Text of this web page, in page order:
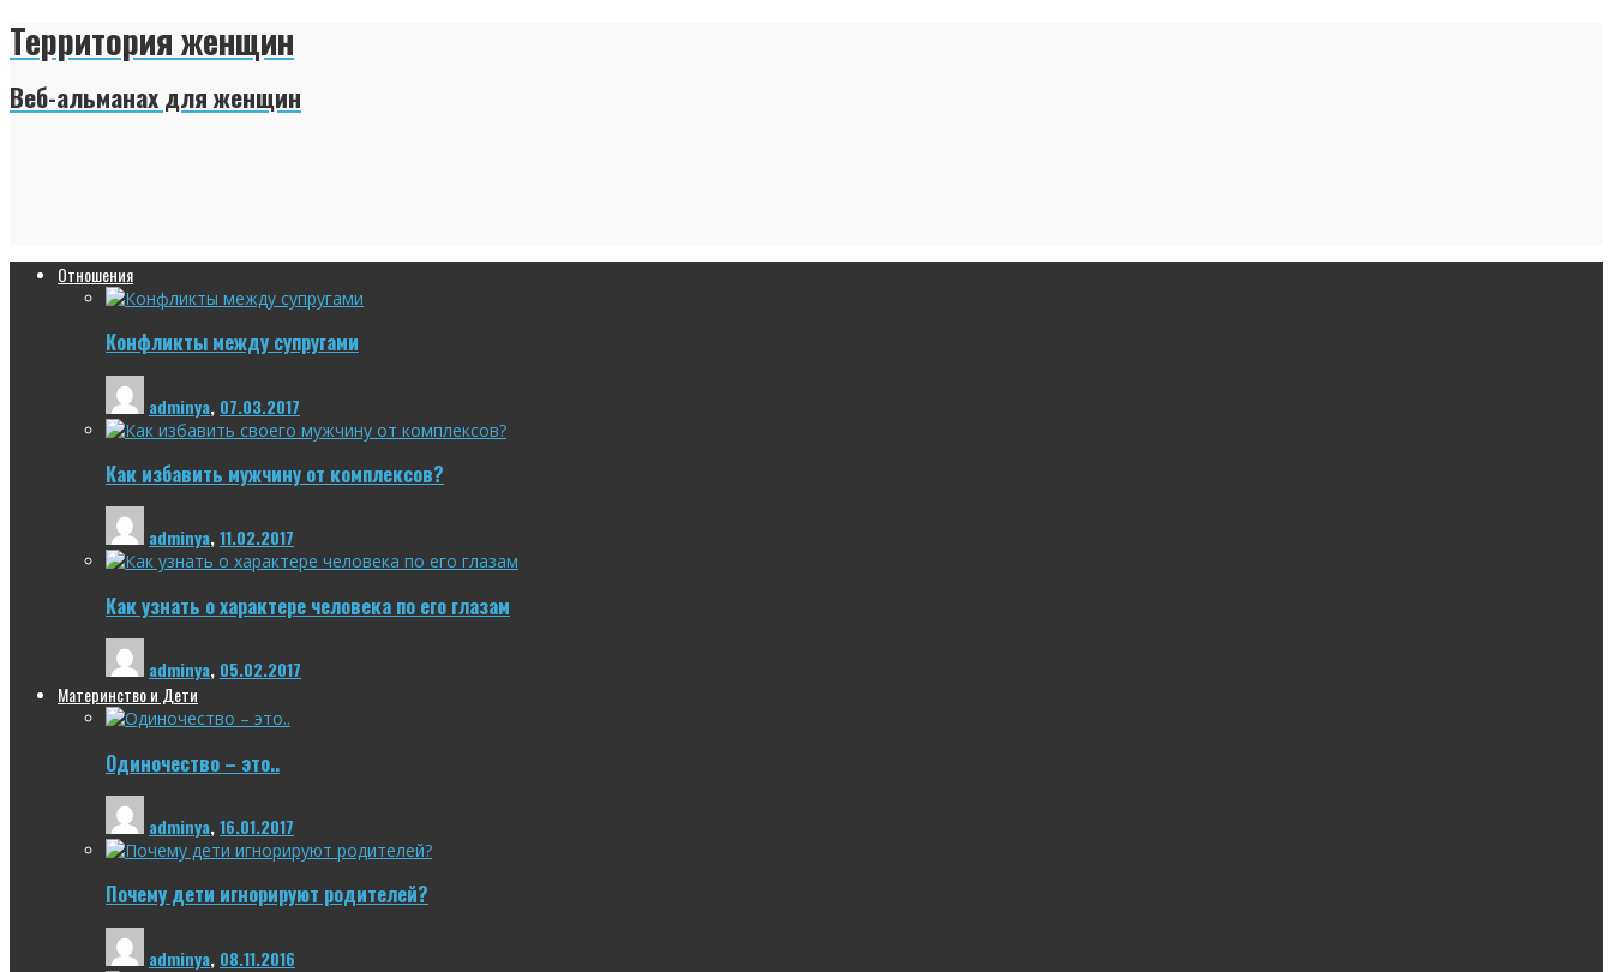
Территория женщин
Веб-альманах для женщин
Отношения
Конфликты между супругами
adminya, 07.03.2017
Как избавить мужчину от комплексов?
adminya,11.02.2017
Как узнать о характере человека по его глазам
adminya, 05.02.2017
Материнство и Дети
Одиночество – это..
adminya,16.01.2017
Почему дети игнорируют родителей?
adminya, 08.11.2016